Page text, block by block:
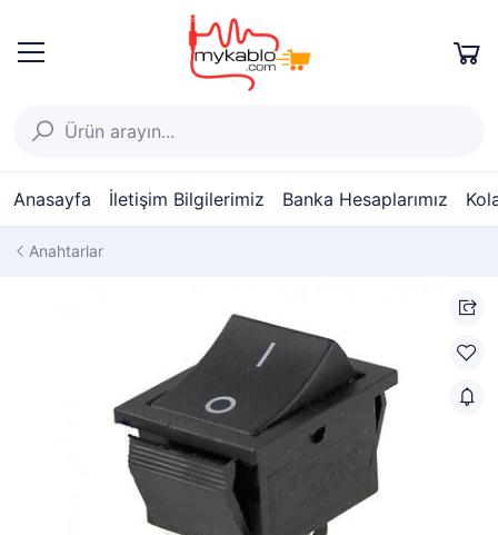
Anasayfa İletişim Bilgilerimiz Banka Hesaplarımız
Anahtarlar